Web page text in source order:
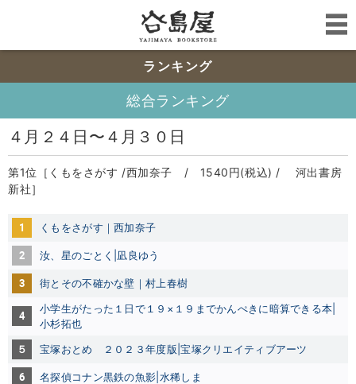
ランキング
総合ランキング
４月２４日〜４月３０日
第1位［くもをさがす /西加奈子 / 1540円(税込) / 河出書房
新社］
1 くもをさがす｜西加奈子
2 汝、星のごとく|凪良ゆう
3 街とその不確かな壁｜村上春樹
4
小学生がたった１日で１９×１９までかんぺきに暗算できる本|
小杉拓也
５ 宝塚おとめ ２０２３年度版|宝塚クリエイティブアーツ
6 名探偵コナン黒鉄の魚影|水稀しま